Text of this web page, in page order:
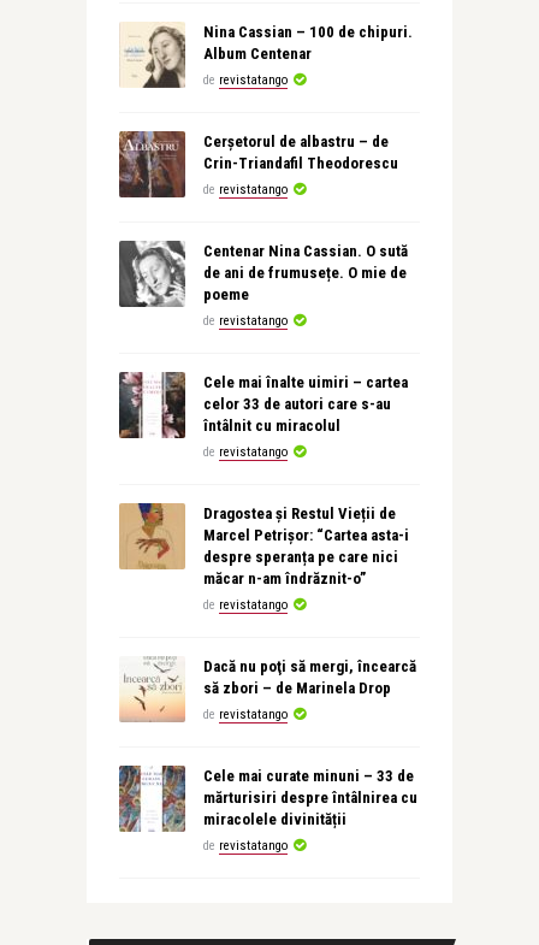
Nina Cassian – 100 de chipuri.
Album Centenar
de revistatango
Cerșetorul de albastru – de
Crin-Triandafil Theodorescu
de revistatango
Centenar Nina Cassian. O sută
de ani de frumusețe. O mie de
poeme
de revistatango
Cele mai înalte uimiri – cartea
celor 33 de autori care s-au
întâlnit cu miracolul
de revistatango
Dragostea și Restul Vieții de
Marcel Petrișor: “Cartea asta-i
despre speranța pe care nici
măcar n-am îndrăznit-o”
de revistatango
Dacă nu poţi să mergi, încearcă
să zbori – de Marinela Drop
de revistatango
Cele mai curate minuni – 33 de
mărturisiri despre întâlnirea cu
miracolele divinității
de revistatango